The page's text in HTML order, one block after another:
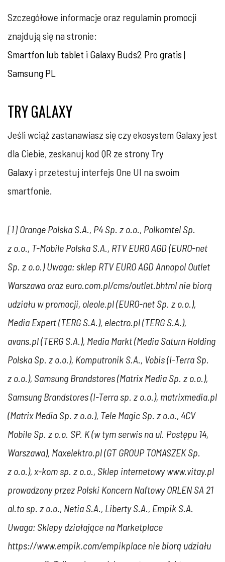
Szczegółowe informacje oraz regulamin promocji
znajdują się na stronie:
Smartfon lub tablet i Galaxy Buds2 Pro gratis |
Samsung PL
TRY GALAXY
Jeśli wciąż zastanawiasz się czy ekosystem Galaxy jest
dla Ciebie, zeskanuj kod QR ze strony Try
Galaxy i przetestuj interfejs One UI na swoim
smartfonie.
[1] Orange Polska S.A., P4 Sp. z o.o., Polkomtel Sp.
z o.o., T-Mobile Polska S.A., RTV EURO AGD (EURO-net
Sp. z o.o.) Uwaga: sklep RTV EURO AGD Annopol Outlet
Warszawa oraz euro.com.pl/cms/outlet.bhtml nie biorą
udziału w promocji, oleole.pl (EURO-net Sp. z o.o.),
Media Expert (TERG S.A.), electro.pl (TERG S.A.),
avans.pl (TERG S.A.), Media Markt (Media Saturn Holding
Polska Sp. z o.o.), Komputronik S.A., Vobis (I-Terra Sp.
z o.o.), Samsung Brandstores (Matrix Media Sp. z o.o.),
Samsung Brandstores (I-Terra sp. z o.o.), matrixmedia.pl
(Matrix Media Sp. z o.o.), Tele Magic Sp. z o.o., 4CV
Mobile Sp. z o.o. SP. K (w tym serwis na ul. Postępu 14,
Warszawa), Maxelektro.pl (GT GROUP TOMASZEK Sp.
z o.o.), x-kom sp. z o.o., Sklep internetowy www.vitay.pl
prowadzony przez Polski Koncern Naftowy ORLEN SA 21
al.to sp. z o.o., Netia S.A., Liberty S.A., Empik S.A.
Uwaga: Sklepy działające na Marketplace
https://www.empik.com/empikplace nie biorą udziału